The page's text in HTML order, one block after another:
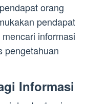
orang
pendapat
informasi
pengetahuan
Informasi